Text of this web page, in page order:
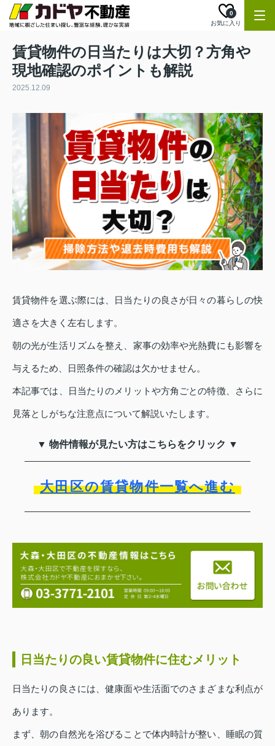
お気に入り
0
賃貸物件の日当たりは大切？方角や
現地確認のポイントも解説
2025.12.09
賃貸物件を選ぶ際には、日当たりの良さが日々の暮らしの快
適さを大きく左右します。
朝の光が生活リズムを整え、家事の効率や光熱費にも影響を
与えるため、日照条件の確認は欠かせません。
本記事では、日当たりのメリットや方角ごとの特徴、さらに
見落としがちな注意点について解説いたします。
▼ 物件情報が見たい方はこちらをクリック ▼
大田区の賃貸物件一覧へ進む
日当たりの良い賃貸物件に住むメリット
日当たりの良さには、健康面や生活面でのさまざまな利点が
あります。
まず、朝の自然光を浴びることで体内時計が整い、睡眠の質